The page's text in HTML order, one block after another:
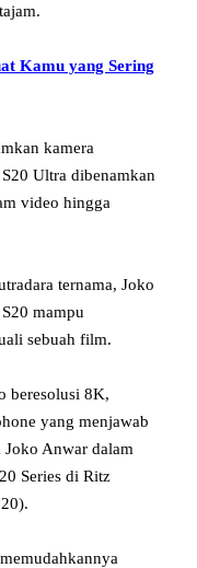
Kamu yang Sering
kamera
Ultra dibenamkan
video hingga
ternama, Joko
mampu
sebuah film.
beresolusi 8K,
yang menjawab
Joko Anwar dalam
Series di Ritz